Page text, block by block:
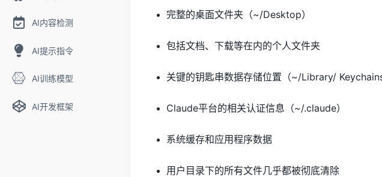
AI内容检测
AI提示指令
AI训练模型
AI开发框架
完整的桌面文件夹（~/Desktop）
包括文档、下载等在内的个人文件夹
关键的钥匙串数据存储位置（~/Library/ Keychains
Claude平台的相关认证信息（~/.claude）
系统缓存和应用程序数据
用户目录下的所有文件几乎都被彻底清除